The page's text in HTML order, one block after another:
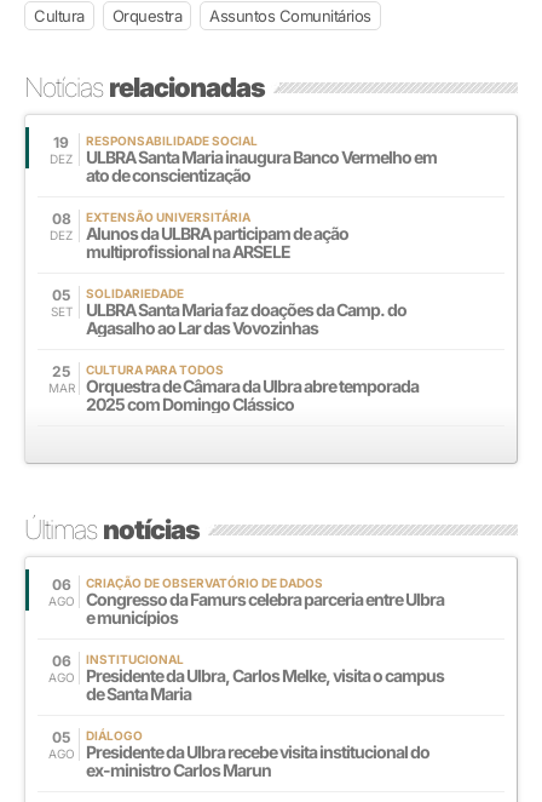
Cultura Orquestra Assuntos Comunitários
Notíciasrelacionadas
19
DEZ
RESPONSABILIDADE SOCIAL
ULBRA Santa Maria inaugura Banco Vermelho em
ato de conscientização
08
DEZ
EXTENSÃO UNIVERSITÁRIA
Alunos da ULBRA participam de ação
multiprofissional na ARSELE
05
SET
SOLIDARIEDADE
ULBRA Santa Maria faz doações da Camp. do
Agasalho ao Lar das Vovozinhas
25
MAR
CULTURA PARA TODOS
Orquestra de Câmara da Ulbra abre temporada
2025 com Domingo Clássico
Últimasnotícias
06
AGO
CRIAÇÃO DE OBSERVATÓRIO DE DADOS
Congresso da Famurs celebra parceria entre Ulbra
e municípios
06
AGO
INSTITUCIONAL
Presidente da Ulbra, Carlos Melke, visita o campus
de Santa Maria
05
AGO
DIÁLOGO
Presidente da Ulbra recebe visita institucional do
ex-ministro Carlos Marun